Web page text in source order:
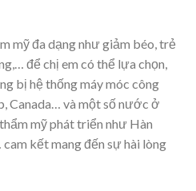
mỹ đa dạng như giảm béo, trẻ
để chị em có thể lựa chọn,
bị hệ thống máy móc công
Canada… và một số nước ở
mỹ phát triển như Hàn
kết mang đến sự hài lòng